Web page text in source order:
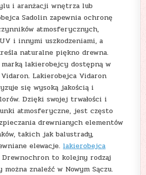
i aranżacji wnętrza lub
Sadolin zapewnia ochronę
atmosferycznych,
i innymi uszkodzeniami, a
naturalne piękno drewna.
lakierobejcy dostępną w
Lakierobejca Vidaron
się wysoką jakością i
Dzięki swojej trwałości i
atmosferyczne, jest często
drewnianych elementów
takich jak balustrady,
elewacje. lakierobejca
Drewnochron to kolejny rodzaj
znaleźć w Nowym Sączu.